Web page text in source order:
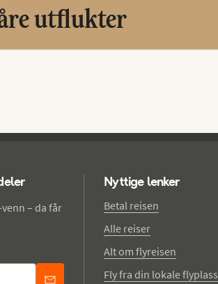
utflukter
– da får
Nyttige lenker
Betal reisen
Alle reiser
Alt om flyreisen
Fly fra din lokale flyplass